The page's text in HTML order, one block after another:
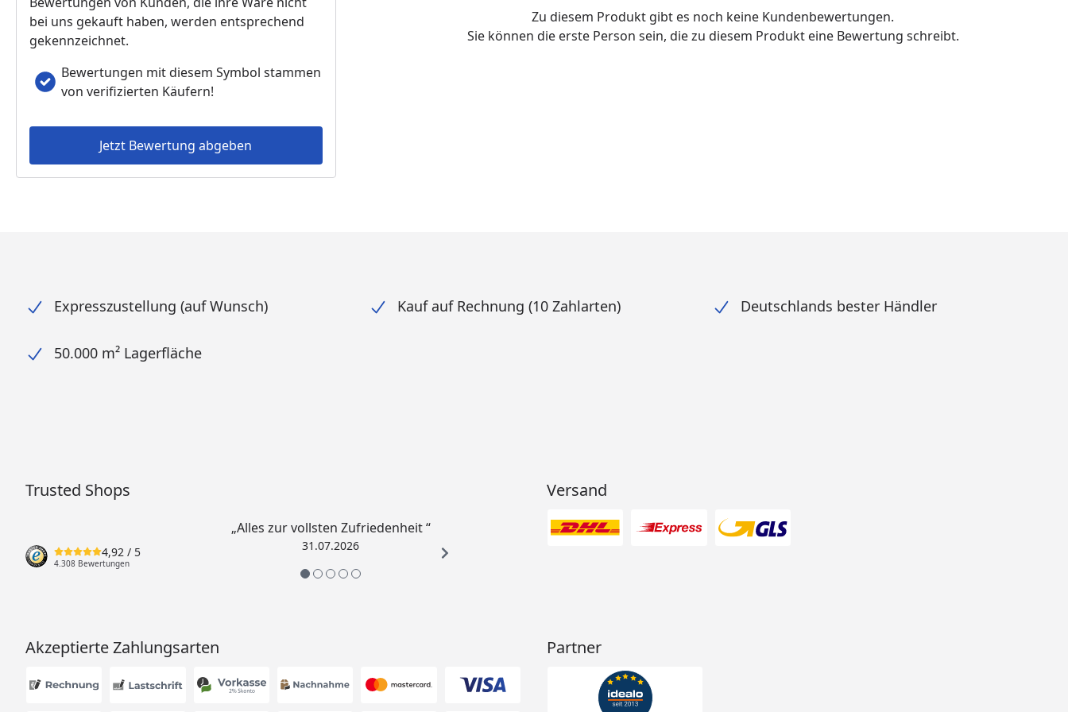
bei uns gekauft haben, werden entsprechend
gekennzeichnet.
Bewertungen mit diesem Symbol stammen
von verifizierten Käufern!
Jetzt Bewertung abgeben
Zu diesem Produkt gibt es noch keine Kundenbewertungen.
Sie können die erste Person sein, die zu diesem Produkt eine Bewertung schreibt.
Expresszustellung (auf Wunsch) Kauf auf Rechnung (10 Zahlarten) Deutschlands bester Händler
50.000 m² Lagerfläche
Trusted Shops
4,92 / 5
4.308 Bewertungen
„Alles zur vollsten Zufriedenheit “
31.07.2026
Versand
Akzeptierte Zahlungsarten Partner